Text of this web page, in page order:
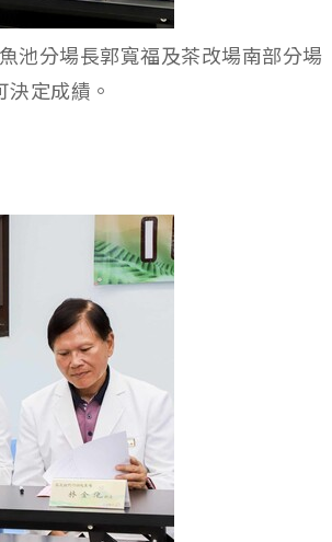
池分場長郭寬福及茶改場南部分場
定成績。